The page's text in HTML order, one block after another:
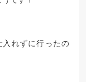
れずに行ったの